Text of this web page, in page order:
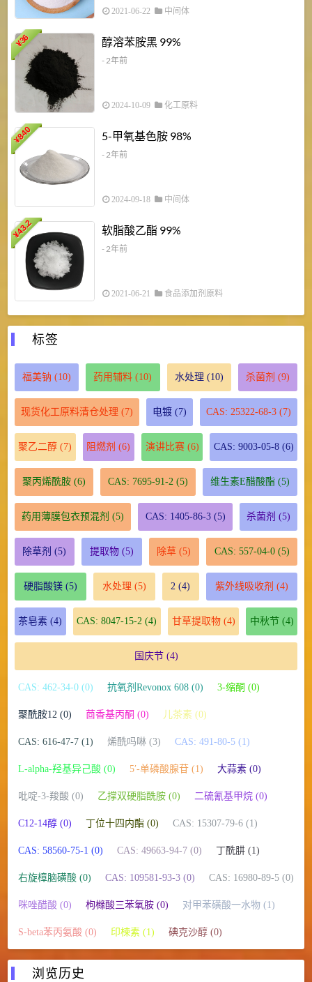
2021-06-22 中间体
¥
36 醇溶苯胺黑 99%
- 2年前
2024-10-09 化工原料
¥
840 5-甲氧基色胺 98%
- 2年前
2024-09-18 中间体
¥
43.2 软脂酸乙酯 99%
- 2年前
2021-06-21 食品添加剂原料
标签
福美钠 (10) 药用辅料 (10) 水处理 (10) 杀菌剂 (9)
现货化工原料清仓处理 (7) 电镀 (7) CAS: 25322-68-3 (7)
聚乙二醇 (7) 阻燃剂 (6) 演讲比赛(6) CAS: 9003-05-8(6)
聚丙烯酰胺(6) CAS: 7695-91-2 (5) 维生素E醋酸酯 (5)
药用薄膜包衣预混剂 (5) CAS: 1405-86-3(5) 杀菌剂 (5)
除草剂 (5) 提取物(5) 除草 (5) CAS: 557-04-0(5)
硬脂酸镁(5) 水处理 (5) 2 (4) 紫外线吸收剂 (4)
茶皂素 (4) CAS: 8047-15-2 (4) 甘草提取物(4) 中秋节(4)
国庆节(4)
CAS: 462-34-0 (0) 抗氧剂Revonox 608 (0) 3-缩酮 (0)
聚酰胺12 (0) 茴香基丙酮 (0) 儿茶素 (0)
CAS: 616-47-7 (1) 烯酰吗啉 (3) CAS: 491-80-5 (1)
L-alpha-羟基异己酸 (0) 5′-单磷酸腺苷 (1) 大蒜素 (0)
吡啶-3-羧酸 (0) 乙撑双硬脂酰胺 (0) 二硫氰基甲烷 (0)
C12-14醇 (0) 丁位十四内酯 (0) CAS: 15307-79-6 (1)
CAS: 58560-75-1 (0) CAS: 49663-94-7 (0) 丁酰肼 (1)
右旋樟脑磺酸 (0) CAS: 109581-93-3 (0) CAS: 16980-89-5 (0)
咪唑醋酸 (0) 枸橼酸三苯氧胺 (0) 对甲苯磺酸一水物 (1)
S-beta苯丙氨酸 (0) 印楝素 (1) 碘克沙醇 (0)
浏览历史